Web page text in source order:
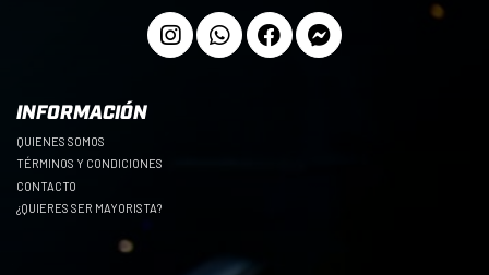
INFORMACIÓN
QUIENES SOMOS
TÉRMINOS Y CONDICIONES
CONTACTO
¿QUIERES SER MAYORISTA?